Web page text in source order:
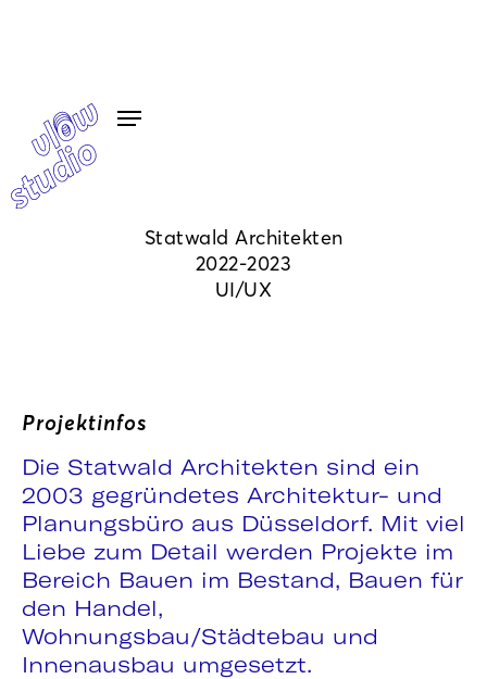
Statwald Architekten
2022-2023
UI/UX
Projektinfos
Die Statwald Architekten sind ein
2003 gegründetes Architektur- und
Planungsbüro aus Düsseldorf. Mit viel
Liebe zum Detail werden Projekte im
Bereich Bauen im Bestand, Bauen für
den Handel,
Wohnungsbau/Städtebau und
Innenausbau umgesetzt.